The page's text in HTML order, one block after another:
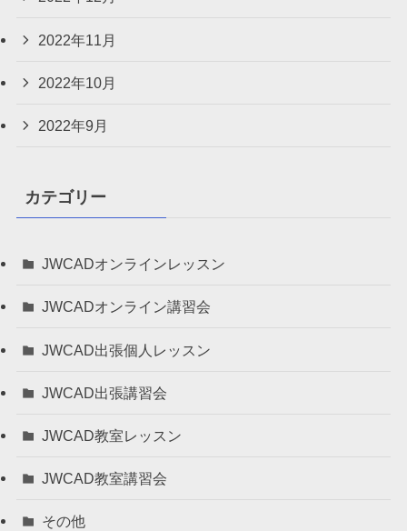
2022年11月
2022年10月
2022年9月
カテゴリー
JWCADオンラインレッスン
JWCADオンライン講習会
JWCAD出張個人レッスン
JWCAD出張講習会
JWCAD教室レッスン
JWCAD教室講習会
その他